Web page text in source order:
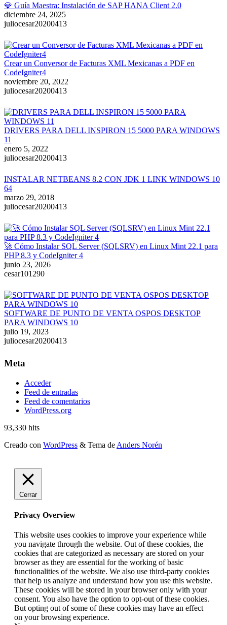
💎 Guía Maestra: Instalación de SAP HANA Client 2.0
diciembre 24, 2025
juliocesar20200413
Crear un Conversor de Facturas XML Mexicanas a PDF en
CodeIgniter4
noviembre 20, 2022
juliocesar20200413
DRIVERS PARA DELL INSPIRON 15 5000 PARA WINDOWS
11
enero 5, 2022
juliocesar20200413
INSTALAR NETBEANS 8.2 CON JDK 1 LINK WINDOWS 10
64
marzo 29, 2018
juliocesar20200413
🚀 Cómo Instalar SQL Server (SQLSRV) en Linux Mint 22.1 para
PHP 8.3 y CodeIgniter 4
junio 23, 2026
cesar101290
SOFTWARE DE PUNTO DE VENTA OSPOS DESKTOP
PARA WINDOWS 10
julio 19, 2023
juliocesar20200413
Meta
Acceder
Feed de entradas
Feed de comentarios
WordPress.org
93,330 hits
Creado con WordPress & Tema de Anders Norén
Cerrar
Privacy Overview
This website uses cookies to improve your experience while
you navigate through the website. Out of these cookies, the
cookies that are categorized as necessary are stored on your
browser as they are essential for the working of basic
functionalities of the website. We also use third-party cookies
that help us analyze and understand how you use this website.
These cookies will be stored in your browser only with your
consent. You also have the option to opt-out of these cookies.
But opting out of some of these cookies may have an effect
on your browsing experience.